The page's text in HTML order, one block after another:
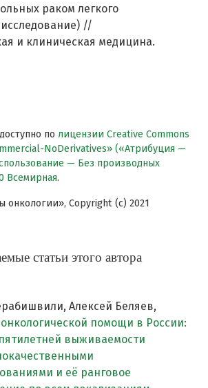
раком легкого
//
и клиническая медицина.
по лицензии Creative Commons
NoDerivatives» («Атрибуция —
— Без производных
Всемирная.
Copyright (c) 2021
статьи этого автора
Алексей Беляев,
помощи в России:
выживаемости
и её ранговое